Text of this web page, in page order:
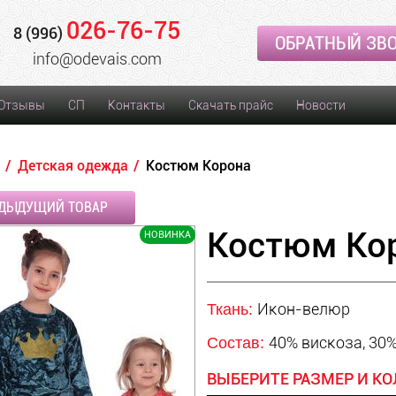
8 (996) 026-76-75
info@odevais.com
ОБРАТНЫЙ
СП Контакты Скачать прайс Новости
Детская одежда Костюм Корона
ТОВАР
НОВИНКА Костюм
Ткань: Икон-велюр
Состав: 40% вискоза,
ВЫБЕРИТЕ РАЗМЕР И